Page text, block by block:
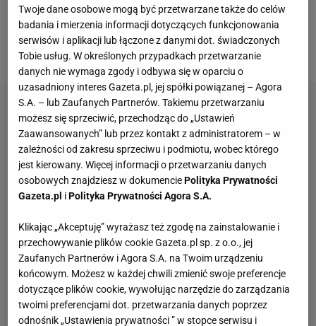
Leon. W pięciu kolejkach zespół doznał dwóch
porażek i zajmuje piąte miejsce w tabeli, ze stratą
ośmiu punktów do lidera.
Twoje dane osobowe mogą być przetwarzane także do celów
badania i mierzenia informacji dotyczących funkcjonowania
serwisów i aplikacji lub łączone z danymi dot. świadczonych
Tobie usług. W określonych przypadkach przetwarzanie
danych nie wymaga zgody i odbywa się w oparciu o
uzasadniony interes Gazeta.pl, jej spółki powiązanej – Agora
S.A. – lub Zaufanych Partnerów. Takiemu przetwarzaniu
możesz się sprzeciwić, przechodząc do „Ustawień
Zaawansowanych” lub przez kontakt z administratorem – w
zależności od zakresu sprzeciwu i podmiotu, wobec którego
jest kierowany. Więcej informacji o przetwarzaniu danych
osobowych znajdziesz w dokumenciePolityka Prywatności
Gazeta.pl iPolityka Prywatności Agora S.A.
Klikając „Akceptuję” wyrażasz też zgodę na zainstalowanie i
przechowywanie plików cookie Gazeta.pl sp. z o.o., jej
Zaufanych Partnerów i Agora S.A. na Twoim urządzeniu
końcowym. Możesz w każdej chwili zmienić swoje preferencje
dotyczące plików cookie, wywołując narzędzie do zarządzania
twoimi preferencjami dot. przetwarzania danych poprzez
odnośnik „Ustawienia prywatności ” w stopce serwisu i